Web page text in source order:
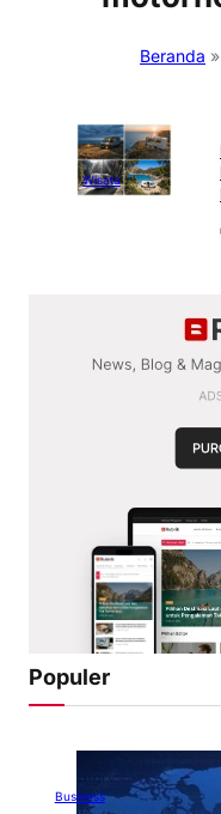
Beranda »
Wisata
Populer
Business